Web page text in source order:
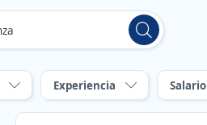
Experiencia Salario